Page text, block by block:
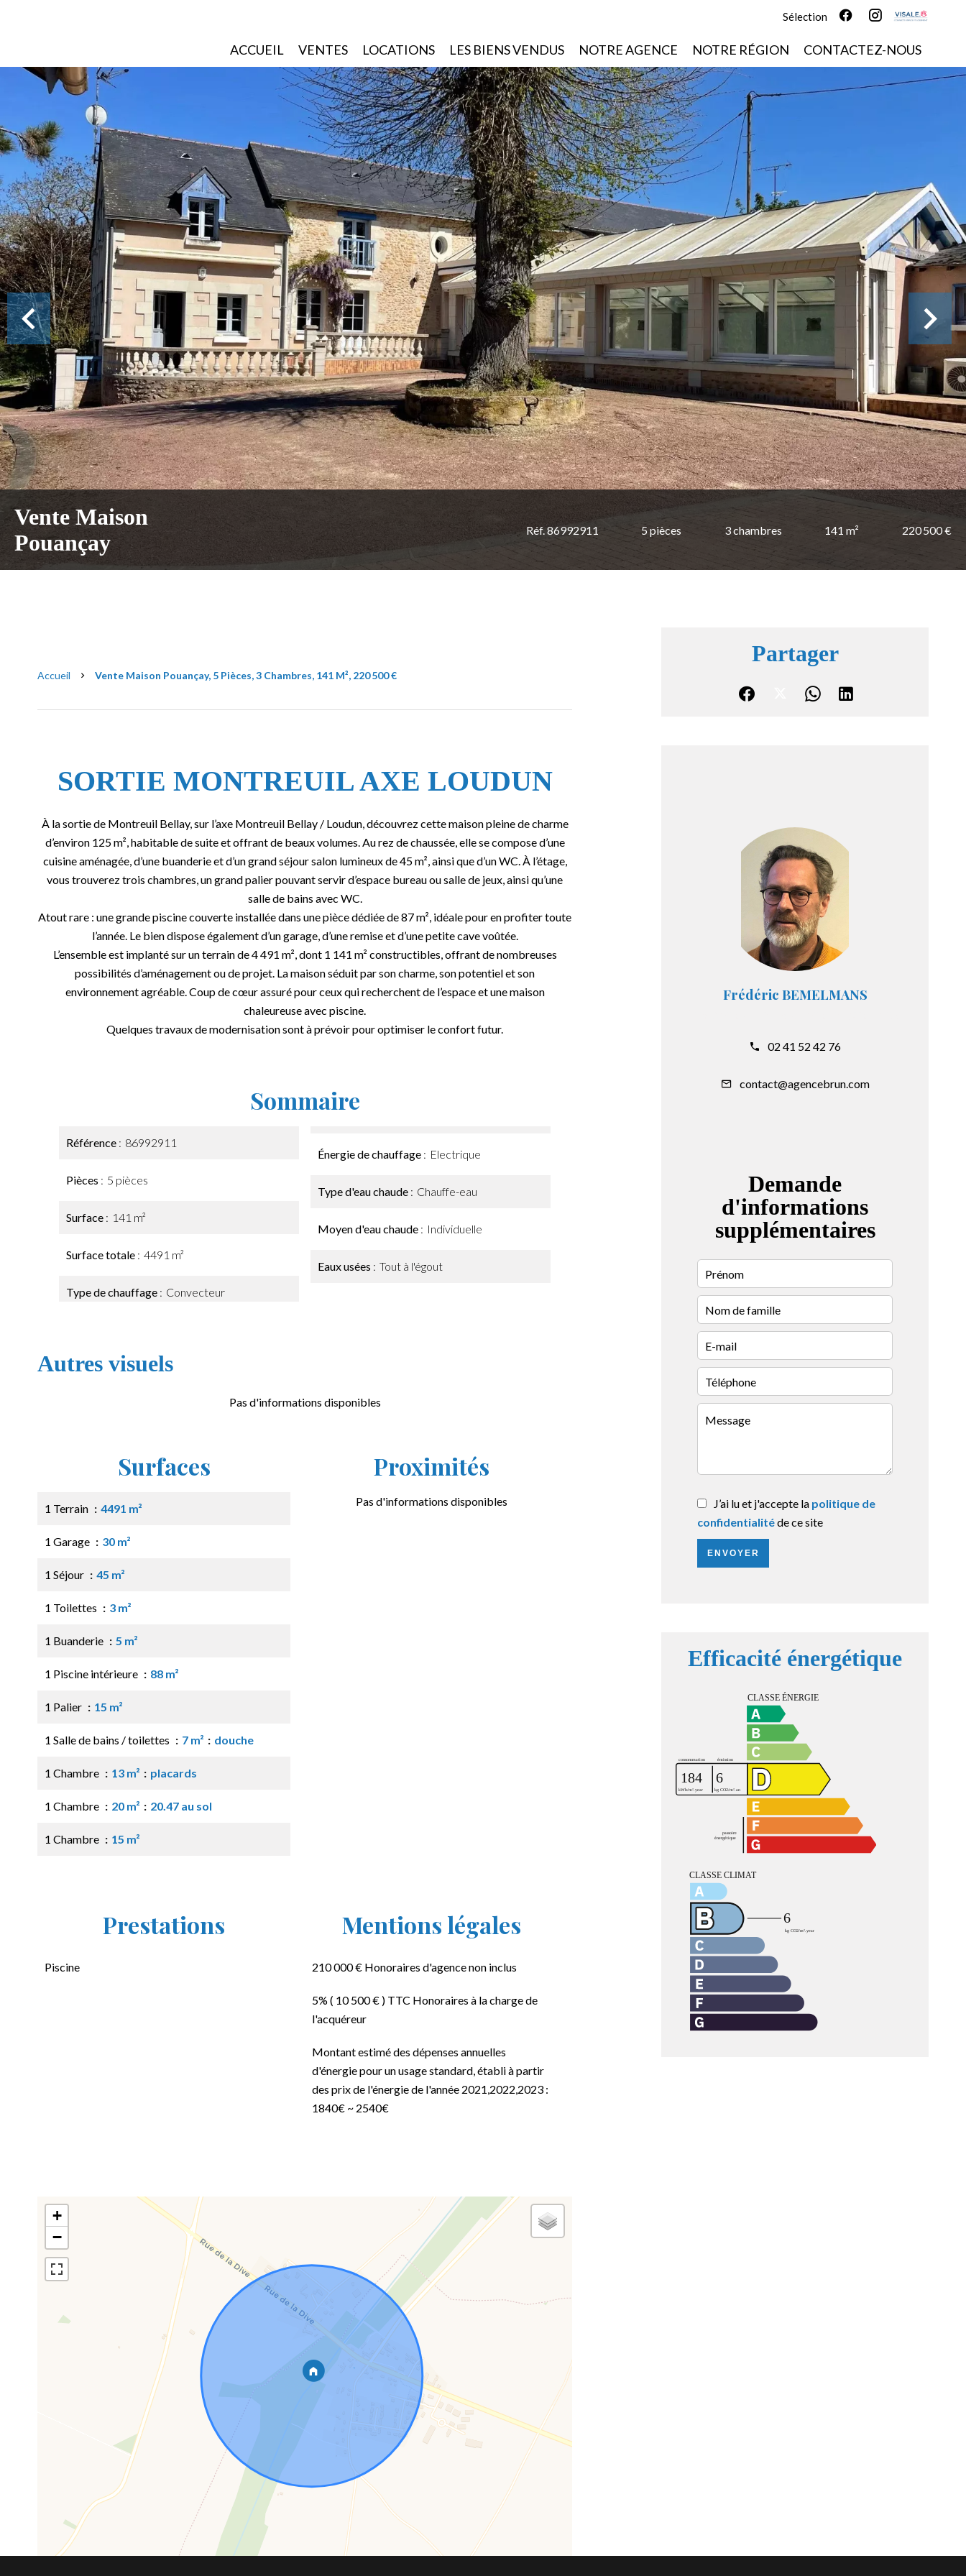
Sélection
ACCUEIL VENTES LOCATIONS LES BIENS VENDUS NOTRE AGENCE NOTRE RÉGION CONTACTEZ-NOUS
Vente Maison
Pouançay
Réf. 86992911 5 pièces 3 chambres 141 m² 220 500 €
Accueil Vente Maison Pouançay, 5 Pièces, 3 Chambres, 141 M², 220 500 €
SORTIE MONTREUIL AXE LOUDUN
À la sortie de Montreuil Bellay, sur l’axe Montreuil Bellay / Loudun, découvrez cette maison pleine de charme
d’environ 125 m², habitable de suite et offrant de beaux volumes. Au rez de chaussée, elle se compose d’une
cuisine aménagée, d’une buanderie et d’un grand séjour salon lumineux de 45 m², ainsi que d’un WC. À l’étage,
vous trouverez trois chambres, un grand palier pouvant servir d’espace bureau ou salle de jeux, ainsi qu’une
salle de bains avec WC.
Atout rare : une grande piscine couverte installée dans une pièce dédiée de 87 m², idéale pour en profiter toute
l’année. Le bien dispose également d’un garage, d’une remise et d’une petite cave voûtée.
L’ensemble est implanté sur un terrain de 4 491 m², dont 1 141 m² constructibles, offrant de nombreuses
possibilités d’aménagement ou de projet. La maison séduit par son charme, son potentiel et son
environnement agréable. Coup de cœur assuré pour ceux qui recherchent de l’espace et une maison
chaleureuse avec piscine.
Quelques travaux de modernisation sont à prévoir pour optimiser le confort futur.
Sommaire
Référence 86992911
Pièces 5 pièces
Surface 141 m²
Surface totale 4491 m²
Type de chauffage Convecteur
Énergie de chauffage Electrique
Type d'eau chaude Chauffe-eau
Moyen d'eau chaude Individuelle
Eaux usées Tout à l'égout
Autres visuels
Pas d'informations disponibles
Surfaces
1 Terrain 4491 m²
1 Garage 30 m²
1 Séjour 45 m²
1 Toilettes 3 m²
1 Buanderie 5 m²
1 Piscine intérieure 88 m²
1 Palier 15 m²
1 Salle de bains / toilettes 7 m² douche
1 Chambre 13 m² placards
1 Chambre 20 m² 20.47 au sol
1 Chambre 15 m²
Proximités
Pas d'informations disponibles
Prestations
Piscine
Mentions légales
210 000 € Honoraires d'agence non inclus
5% ( 10 500 € ) TTC Honoraires à la charge de
l'acquéreur
Montant estimé des dépenses annuelles
d'énergie pour un usage standard, établi à partir
des prix de l'énergie de l'année 2021,2022,2023 :
1840€ ~ 2540€
+
−
Partager
Frédéric BEMELMANS
02 41 52 42 76
contact@agencebrun.com
Demande
d'informations
supplémentaires
J’ai lu et j'accepte la politique de
confidentialitéde ce site
ENVOYER
Efficacité énergétique